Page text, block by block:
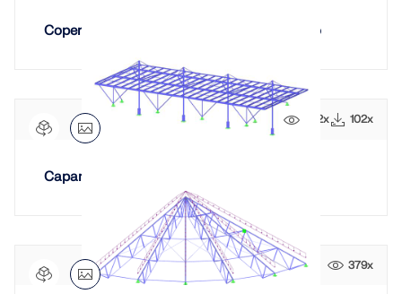
Copertura dello stadio con tralicci in acciaio
882x 102x
Capannone A
379x